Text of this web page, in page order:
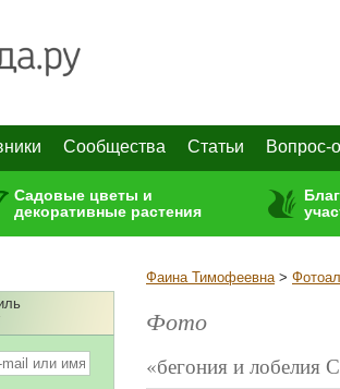
Сообщества Статьи Вопрос-
Садовые цветы и
декоративные растения
Фаина Тимофеевна>
Фото
«бегония и лобелия